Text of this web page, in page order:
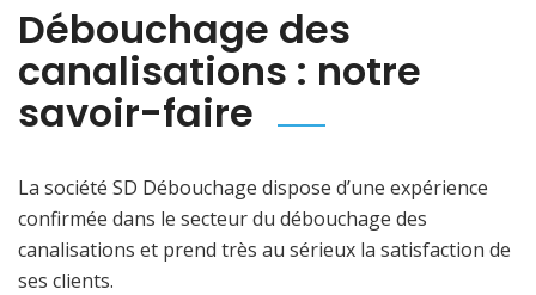
Débouchage des
canalisations : notre
savoir-faire
La société SD Débouchage dispose d’une expérience
confirmée dans le secteur du débouchage des
canalisations et prend très au sérieux la satisfaction de
ses clients.